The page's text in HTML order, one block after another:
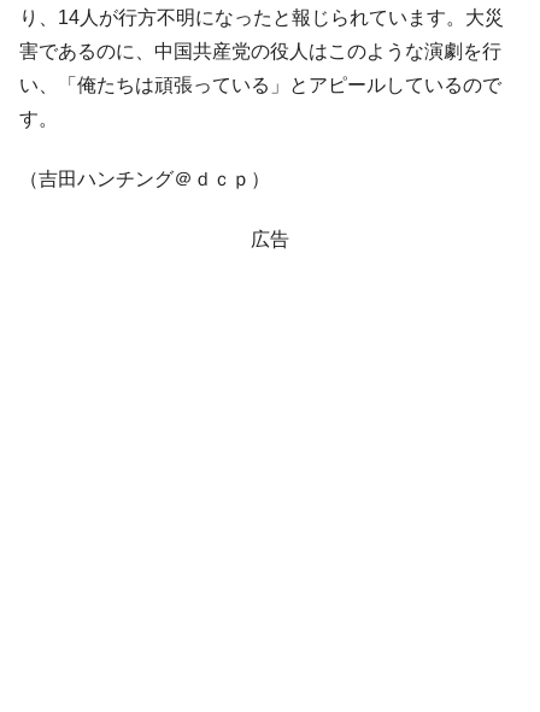
り、14人が行方不明になったと報じられています。大災
害であるのに、中国共産党の役人はこのような演劇を行
い、「俺たちは頑張っている」とアピールしているので
す。
（吉田ハンチング＠ｄｃｐ）
広告